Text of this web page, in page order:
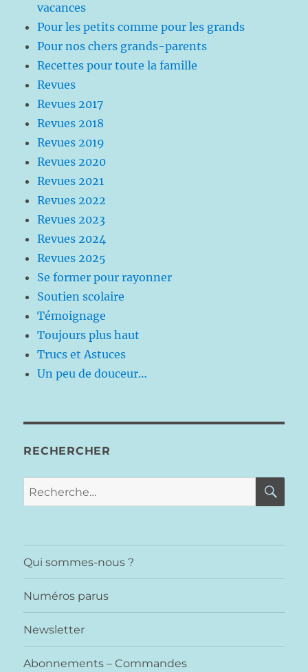
vacances
Pour les petits comme pour les grands
Pour nos chers grands-parents
Recettes pour toute la famille
Revues
Revues 2017
Revues 2018
Revues 2019
Revues 2020
Revues 2021
Revues 2022
Revues 2023
Revues 2024
Revues 2025
Se former pour rayonner
Soutien scolaire
Témoignage
Toujours plus haut
Trucs et Astuces
Un peu de douceur…
RECHERCHER
Recherche
pour :
Qui sommes-nous ?
Numéros parus
Newsletter
Abonnements – Commandes